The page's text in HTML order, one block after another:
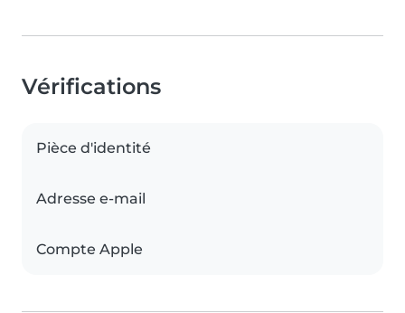
Vérifications
Pièce d'identité
Adresse e-mail
Compte Apple